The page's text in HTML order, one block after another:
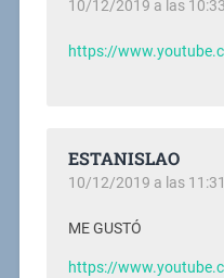
10/12/2019 a las
https://
ESTANISLAO
10/12/2019 a las
ME GUSTÓ
https://